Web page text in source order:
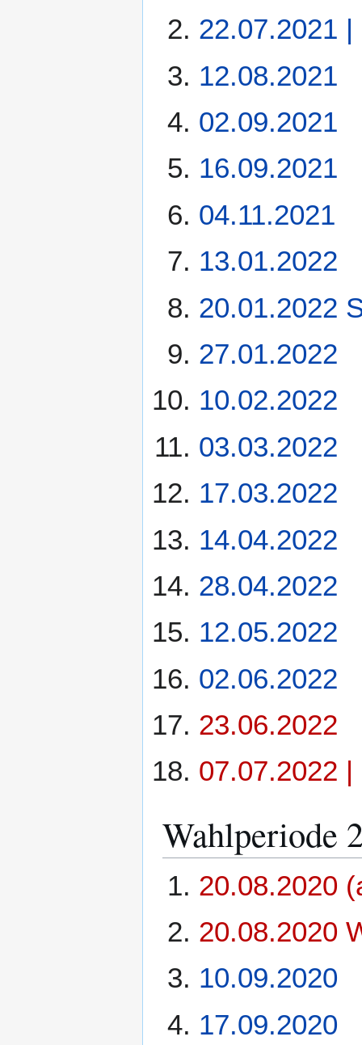
22.07.2021
12.08.2021
02.09.2021
16.09.2021
04.11.2021
13.01.2022
20.01.2022
27.01.2022
10.02.2022
03.03.2022
17.03.2022
14.04.2022
28.04.2022
12.05.2022
02.06.2022
23.06.2022
07.07.2022
Wahlperiode
20.08.2020
20.08.2020
10.09.2020
17.09.2020